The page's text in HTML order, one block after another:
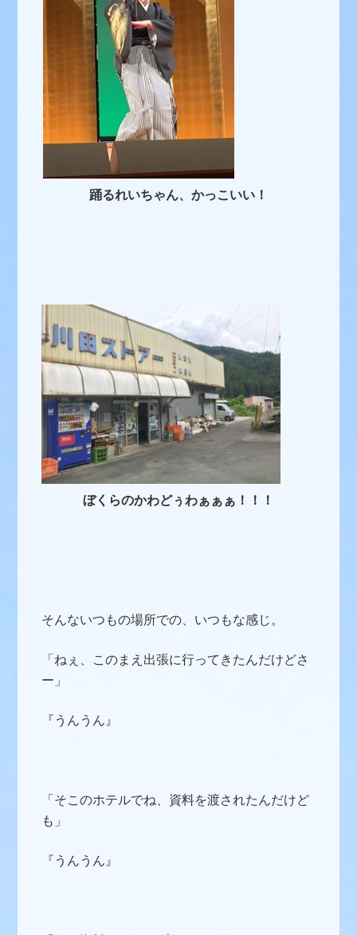
踊るれいちゃん、かっこいい！
ぼくらのかわどぅわぁぁぁ！！！
そんないつもの場所での、いつもな感じ。
「ねぇ、このまえ出張に行ってきたんだけどさ
ー」
『うんうん』
「そこのホテルでね、資料を渡されたんだけど
も」
『うんうん』